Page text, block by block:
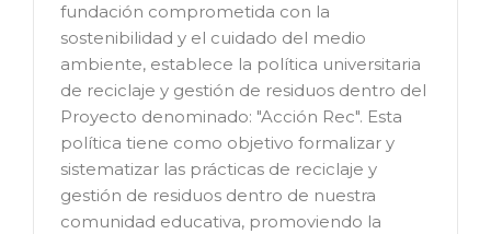
fundación comprometida con la
sostenibilidad y el cuidado del medio
ambiente, establece la política universitaria
de reciclaje y gestión de residuos dentro del
Proyecto denominado: "Acción Rec". Esta
política tiene como objetivo formalizar y
sistematizar las prácticas de reciclaje y
gestión de residuos dentro de nuestra
comunidad educativa, promoviendo la